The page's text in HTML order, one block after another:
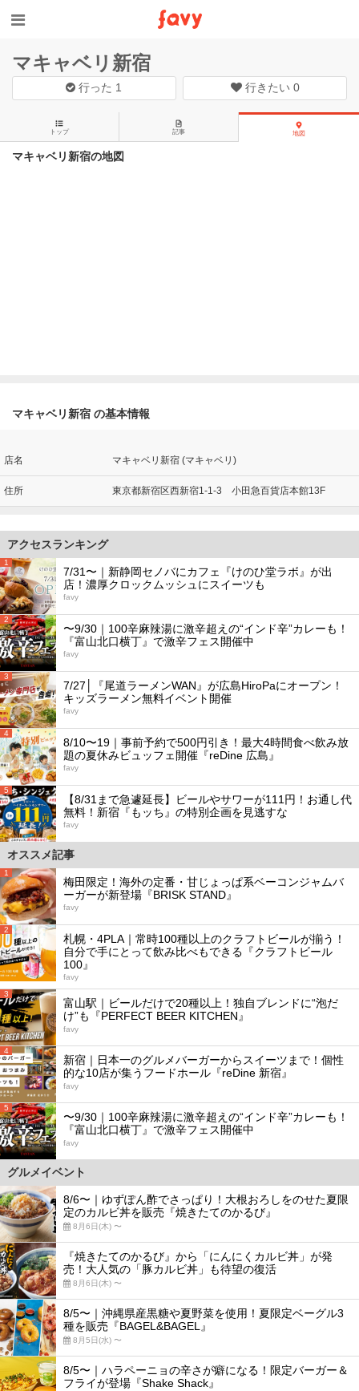
マキャベリ新宿
行った 1 行きたい 0
トップ 記事 地図
マキャベリ新宿の地図
マキャベリ新宿 の基本情報
店名 マキャベリ新宿 (マキャベリ)
住所 東京都新宿区西新宿1-1-3 小田急百貨店本館13F
アクセスランキング
1
7/31〜｜新静岡セノバにカフェ『けのひ堂ラボ』が出
店！濃厚クロックムッシュにスイーツも
favy
2
〜9/30｜100辛麻辣湯に激辛超えの“インド辛”カレーも！
『富山北口横丁』で激辛フェス開催中
favy
3
7/27│『尾道ラーメンWAN』が広島HiroPaにオープン！
キッズラーメン無料イベント開催
favy
4
8/10〜19｜事前予約で500円引き！最大4時間食べ飲み放
題の夏休みビュッフェ開催『reDine 広島』
favy
5
【8/31まで急遽延長】ビールやサワーが111円！お通し代
無料！新宿『もッち』の特別企画を見逃すな
favy
オススメ記事
1
梅田限定！海外の定番・甘じょっぱ系ベーコンジャムバ
ーガーが新登場『BRISK STAND』
favy
2
札幌・4PLA｜常時100種以上のクラフトビールが揃う！
自分で手にとって飲み比べもできる『クラフトビール
100』
favy
3
富山駅｜ビールだけで20種以上！独自ブレンドに“泡だ
け”も『PERFECT BEER KITCHEN』
favy
4
新宿｜日本一のグルメバーガーからスイーツまで！個性
的な10店が集うフードホール『reDine 新宿』
favy
5
〜9/30｜100辛麻辣湯に激辛超えの“インド辛”カレーも！
『富山北口横丁』で激辛フェス開催中
favy
グルメイベント
8/6〜｜ゆずぽん酢でさっぱり！大根おろしをのせた夏限
定のカルビ丼を販売『焼きたてのかるび』
8月6日(木) 〜
『焼きたてのかるび』から「にんにくカルビ丼」が発
売！大人気の「豚カルビ丼」も待望の復活
8月6日(木) 〜
8/5〜｜沖縄県産黒糖や夏野菜を使用！夏限定ベーグル3
種を販売『BAGEL&BAGEL』
8月5日(水) 〜
8/5〜｜ハラペーニョの辛さが癖になる！限定バーガー＆
フライが登場『Shake Shack』